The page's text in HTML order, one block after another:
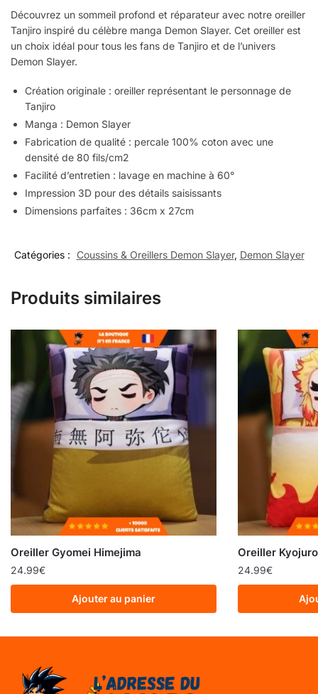
Découvrez un sommeil profond et réparateur avec notre oreiller
Tanjiro inspiré du célèbre manga Demon Slayer. Cet oreiller est
un choix idéal pour tous les fans de Tanjiro et de l’univers
Demon Slayer.
Création originale : oreiller représentant le personnage de
Tanjiro
Manga : Demon Slayer
Fabrication de qualité : percale 100% coton avec une
densité de 80 fils/cm2
Facilité d’entretien : lavage en machine à 60°
Impression 3D pour des détails saisissants
Dimensions parfaites : 36cm x 27cm
Catégories : Coussins & Oreillers Demon Slayer, Demon Slayer
Produits similaires
Oreiller Gyomei Himejima
24.99€
Ajouter au panier
Oreiller
24.99€